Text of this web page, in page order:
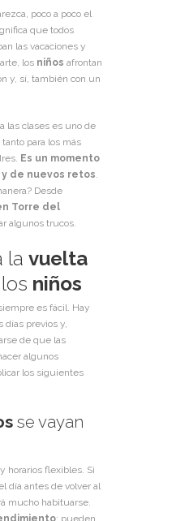
poco a poco el
que todos
las vacaciones y
los niños afrontan
y, sí, también con un
las clases es uno de
para los más
Es un momento
de nuevos retos.
Desde
Torre del
algunos trucos.
la vuelta
niños
es fácil. Hay
días previos y,
de que las
algunos
los siguientes
se vayan
horarios flexibles. Si
día antes de volver al
mucho habituarse.
: pueden